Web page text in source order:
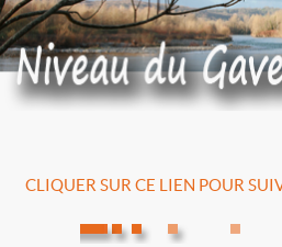
CLIQUER SUR CE LIEN POUR